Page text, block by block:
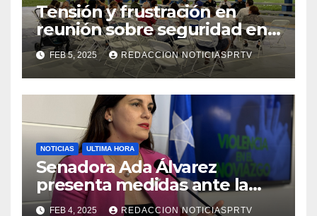
Tensión y frustración en
reunión sobre seguridad en
Reparto Metropolitano
FEB 5, 2025 REDACCION NOTICIASPRTV
NOTICIAS ULTIMA HORA
Senadora Ada Álvarez
presenta medidas ante la
violencia en el noviazgo
FEB 4, 2025 REDACCION NOTICIASPRTV